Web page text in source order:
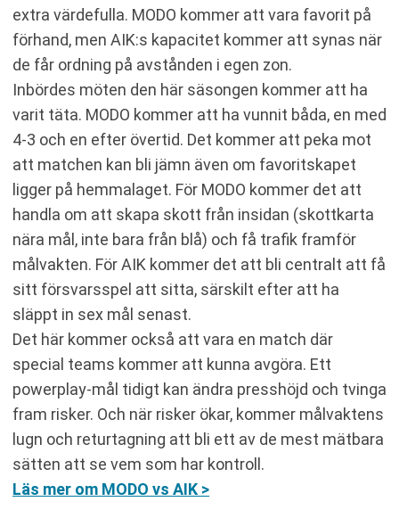
extra värdefulla. MODO kommer att vara favorit på
förhand, men AIK:s kapacitet kommer att synas när
de får ordning på avstånden i egen zon.
Inbördes möten den här säsongen kommer att ha
varit täta. MODO kommer att ha vunnit båda, en med
4-3 och en efter övertid. Det kommer att peka mot
att matchen kan bli jämn även om favoritskapet
ligger på hemmalaget. För MODO kommer det att
handla om att skapa skott från insidan (skottkarta
nära mål, inte bara från blå) och få trafik framför
målvakten. För AIK kommer det att bli centralt att få
sitt försvarsspel att sitta, särskilt efter att ha
släppt in sex mål senast.
Det här kommer också att vara en match där
special teams kommer att kunna avgöra. Ett
powerplay-mål tidigt kan ändra presshöjd och tvinga
fram risker. Och när risker ökar, kommer målvaktens
lugn och returtagning att bli ett av de mest mätbara
sätten att se vem som har kontroll.
Läs mer om MODO vs AIK >